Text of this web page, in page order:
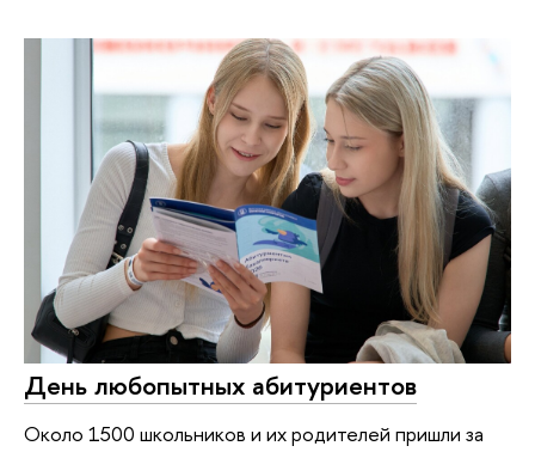
День любопытных абитуриентов
Около 1500 школьников и их родителей пришли за